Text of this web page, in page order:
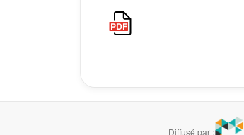
Diffusé par :